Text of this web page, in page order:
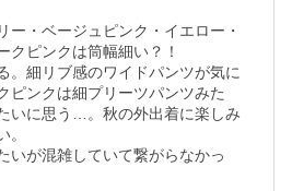
ー・ベージュピンク・イエロー・
クピンクは筒幅細い？！
。細リブ感のワイドパンツが気に
ピンクは細プリーツパンツみた
いに思う…。秋の外出着に楽しみ
いが混雑していて繋がらなかっ